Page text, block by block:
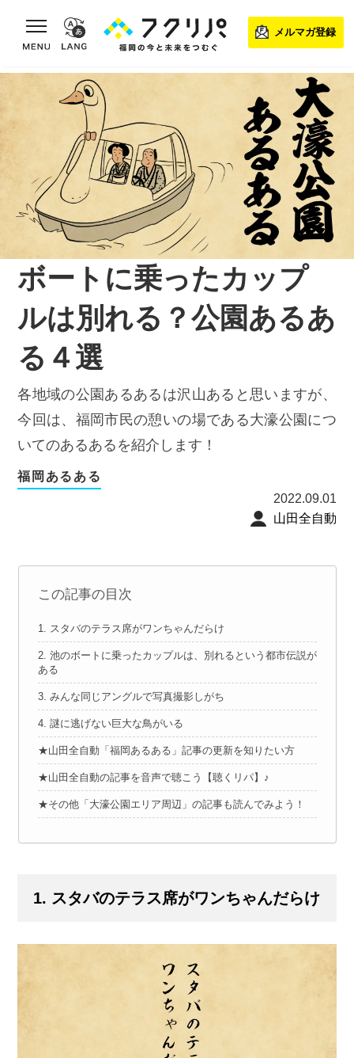
toggle navigation
メルマガ登録
ボートに乗ったカップ
ルは別れる？公園あるあ
る４選
各地域の公園あるあるは沢山あると思いますが、
今回は、福岡市民の憩いの場である大濠公園につ
いてのあるあるを紹介します！
福岡あるある
2022.09.01
山田全自動
この記事の目次
1. スタバのテラス席がワンちゃんだらけ
2. 池のボートに乗ったカップルは、別れるという都市伝説が
ある
3. みんな同じアングルで写真撮影しがち
4. 謎に逃げない巨大な鳥がいる
★山田全自動「福岡あるある」記事の更新を知りたい方
★山田全自動の記事を音声で聴こう【聴くリパ】♪
★その他「大濠公園エリア周辺」の記事も読んでみよう！
1. スタバのテラス席がワンちゃんだらけ